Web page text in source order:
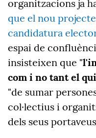
organitzacions ja
que el nou
candidatura
espai de
insisteixen que "
com i no tant el
"de sumar
col·lectius i
dels seus